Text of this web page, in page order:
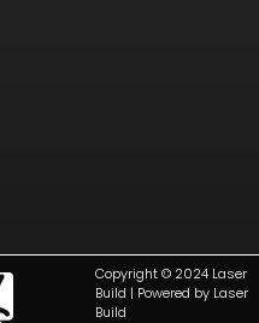
Copyright © 2024 Laser
Build | Powered by Laser
Build